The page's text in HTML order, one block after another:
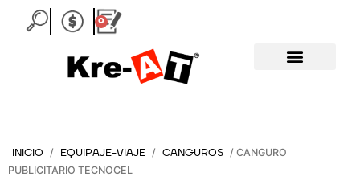
0
Carrito
INICIO / EQUIPAJE-VIAJE / CANGUROS / CANGURO
PUBLICITARIO TECNOCEL